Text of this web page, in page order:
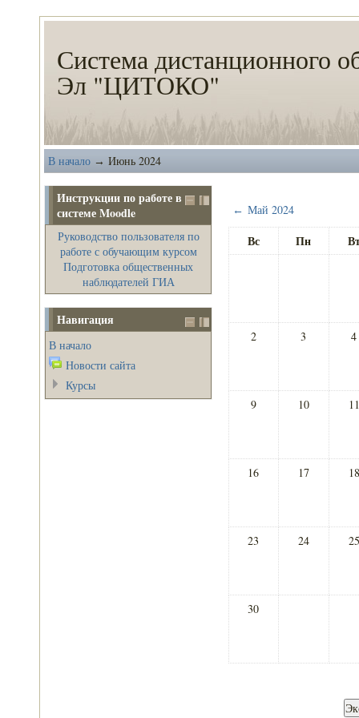
Система дистанционного
Эл "ЦИТОКО"
В начало → Июнь 2024
← Май 2024
Вс Пн
2 3 4
9 10 11
16 17 18
23 24 25
30
Инструкции по работе в
системе Moodle
Руководство пользователя по
работе с обучающим курсом
Подготовка общественных
наблюдателей ГИА
Навигация
В начало
Новости сайта
Курсы